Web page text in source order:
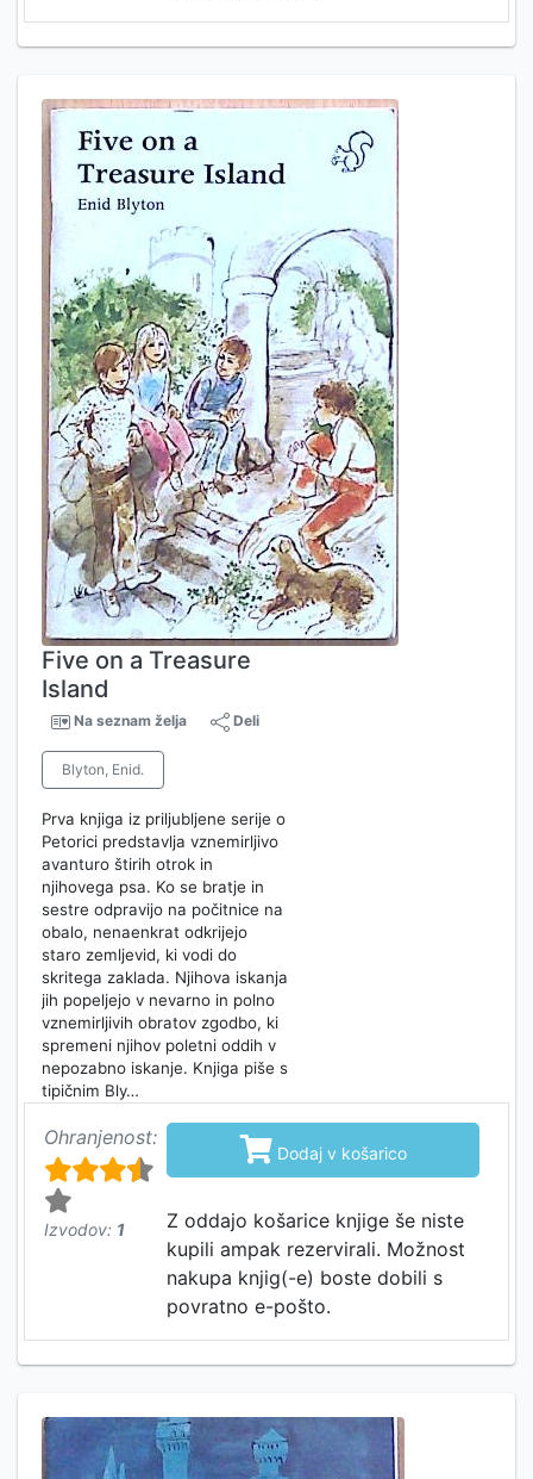
Five on a Treasure
Island
Na seznam želja Deli
Blyton, Enid.
Prva knjiga iz priljubljene serije o
Petorici predstavlja vznemirljivo
avanturo štirih otrok in
njihovega psa. Ko se bratje in
sestre odpravijo na počitnice na
obalo, nenaenkrat odkrijejo
staro zemljevid, ki vodi do
skritega zaklada. Njihova iskanja
jih popeljejo v nevarno in polno
vznemirljivih obratov zgodbo, ki
spremeni njihov poletni oddih v
nepozabno iskanje. Knjiga piše s
tipičnim Bly…
Ohranjenost:
Izvodov: 1
 Dodaj v košarico
Z oddajo košarice knjige še niste
kupili ampak rezervirali. Možnost
nakupa knjig(-e) boste dobili s
povratno e-pošto.